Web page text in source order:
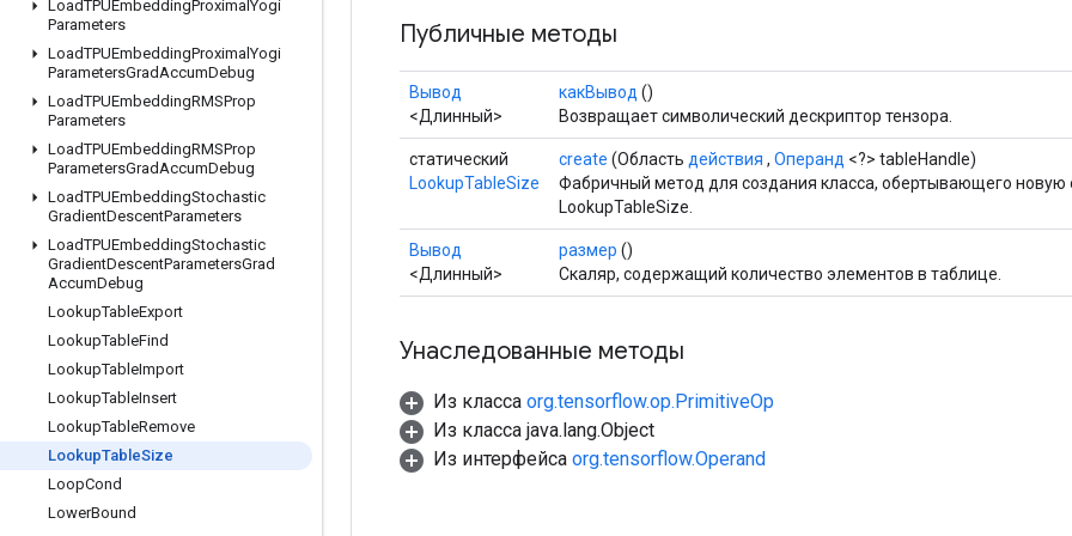
LoadTPUEmbeddingProximalYogi
Parameters
LoadTPUEmbeddingProximalYogi
ParametersGradAccumDebug
LoadTPUEmbeddingRMSProp
Parameters
LoadTPUEmbeddingRMSProp
ParametersGradAccumDebug
LoadTPUEmbeddingStochastic
GradientDescentParameters
LoadTPUEmbeddingStochastic
GradientDescentParametersGrad
AccumDebug
LookupTableExport
LookupTableFind
LookupTableImport
LookupTableInsert
LookupTableRemove
LookupTableSize
LoopCond
LowerBound
Публичные методы
Вывод
<Длинный>
какВывод ()
Возвращает символический дескриптор тензора.
статический
LookupTableSize
create (Область действия , Операнд <?> tableHandle)
Фабричный метод для создания класса, обертывающего
LookupTableSize.
Вывод
<Длинный>
размер ()
Скаляр, содержащий количество элементов в таблице.
Унаследованные методы
Из класса org.tensorflow.op.PrimitiveOp
Из класса java.lang.Object
Из интерфейса org.tensorflow.Operand